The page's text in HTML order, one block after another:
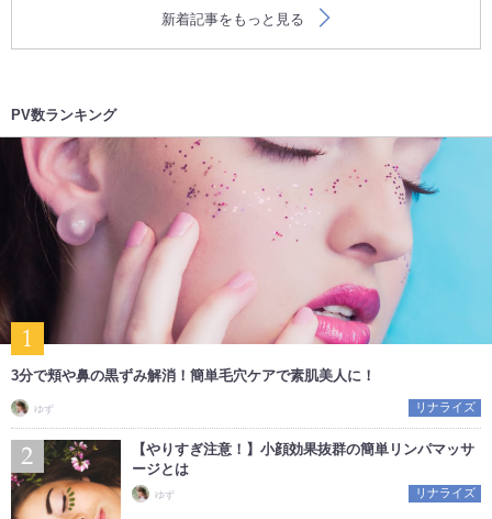
新着記事をもっと見る
PV数ランキング
3分で頬や鼻の黒ずみ解消！簡単毛穴ケアで素肌美人に！
ゆず リナライズ
【やりすぎ注意！】小顔効果抜群の簡単リンパマッサ
ージとは
ゆず リナライズ